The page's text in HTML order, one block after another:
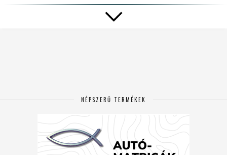
NÉPSZERŰ TERMÉKEK